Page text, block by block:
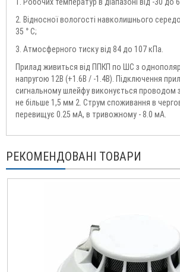
2. Відносної вологості навколишнього
35 ° С;
3. Атмосферного тиску від 84 до 107 кПа.
Прилад живиться від ППКП по ШС з
напругою 12В (+1.6В / -1.4В). Підключення
сигнальному шлейфу виконується проводом
не більше 1,5 мм 2. Струм споживання в
перевищує 0.25 мА, в тривожному - 8.0 мА.
РЕКОМЕНДОВАНІ ТОВАРИ